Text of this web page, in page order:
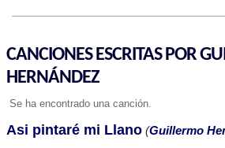
CANCIONES ESCRITAS POR
HERNÁNDEZ
Se ha encontrado una canción.
Asi pintaré mi Llano (Guillermo